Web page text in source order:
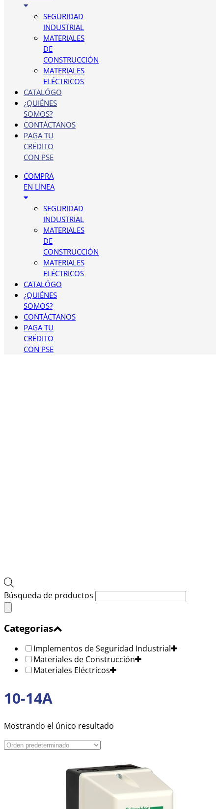
SEGURIDAD
INDUSTRIAL
MATERIALES
DE
CONSTRUCCIÓN
MATERIALES
ELÉCTRICOS
CATALÓGO
¿QUIÉNES
SOMOS?
CONTÁCTANOS
PAGA TU
CRÉDITO
CON PSE
COMPRA
EN LÍNEA
SEGURIDAD
INDUSTRIAL
MATERIALES
DE
CONSTRUCCIÓN
MATERIALES
ELÉCTRICOS
CATALÓGO
¿QUIÉNES
SOMOS?
CONTÁCTANOS
PAGA TU
CRÉDITO
CON PSE
Búsqueda de productos
Categorias
Implementos de Seguridad Industrial
Materiales de Construcción
Materiales Eléctricos
10-14A
Mostrando el único resultado